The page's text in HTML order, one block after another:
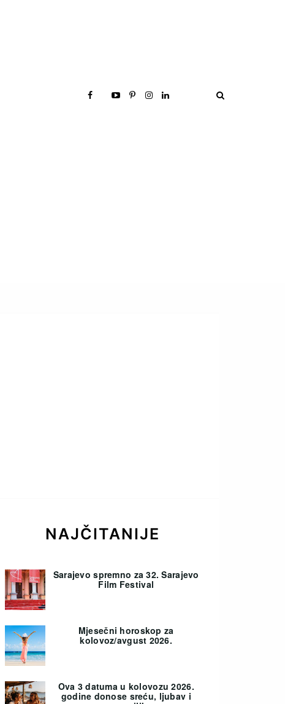
NAJČITANIJE
Sarajevo spremno za 32. Sarajevo
Film Festival
Mjesečni horoskop za
kolovoz/avgust 2026.
Ova 3 datuma u kolovozu 2026.
godine donose sreću, ljubav i